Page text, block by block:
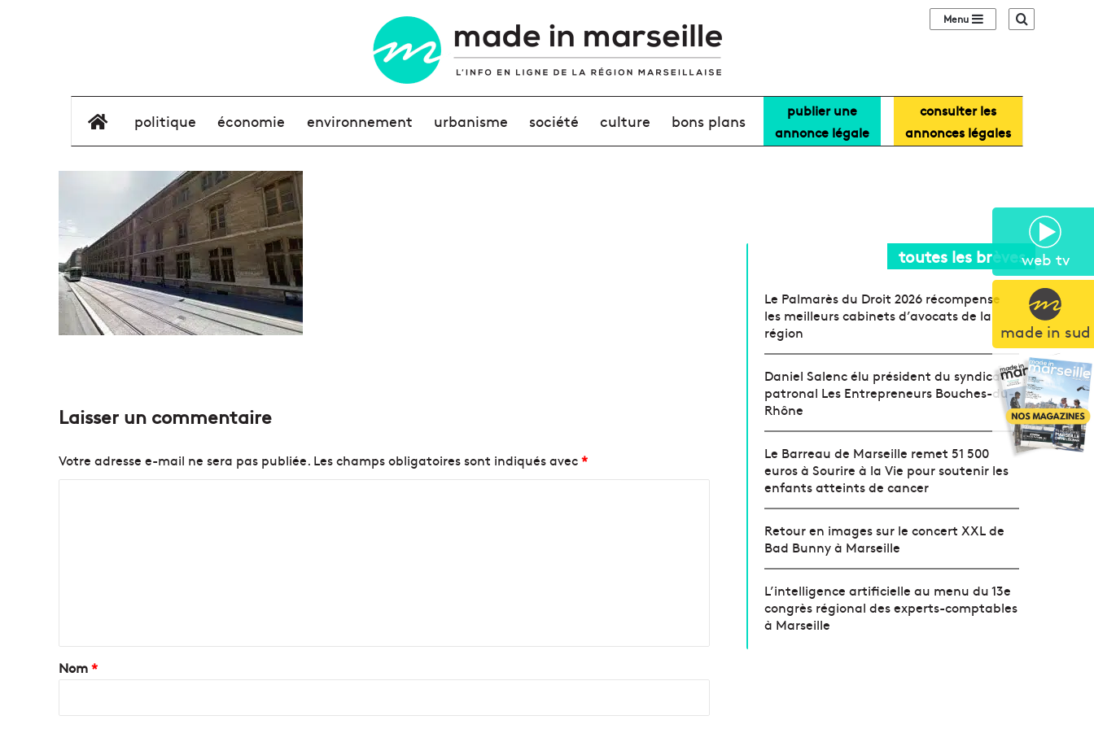
web tv
made in sud
Sidebar (barre
élément de menu
politique économie environnement urbanisme société culture bons plans
publier une
annonce légale
consulter les
annonces légales
Laisser un commentaire
Votre adresse e-mail ne sera pas publiée. Les champs obligatoires sont indiqués avec*
a
r
Nom*
toutes les brèves
Le Palmarès du Droit 2026 récompense
les meilleurs cabinets d’avocats de la
région
Daniel Salenc élu président du syndicat
patronal Les Entrepreneurs Bouches-du-
Rhône
Le Barreau de Marseille remet 51 500
euros à Sourire à la Vie pour soutenir les
enfants atteints de cancer
Retour en images sur le concert XXL de
Bad Bunny à Marseille
L’intelligence artificielle au menu du 13e
congrès régional des experts-comptables
à Marseille